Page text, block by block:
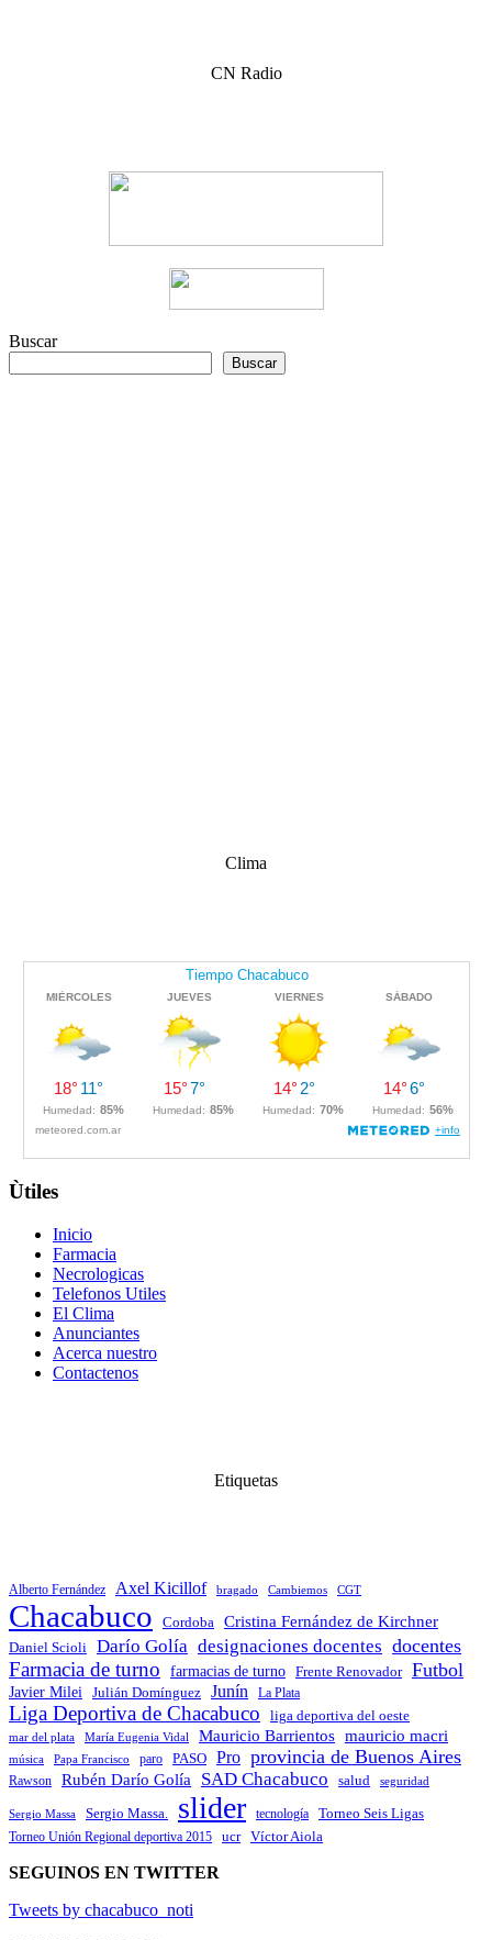
CN Radio
Buscar
Buscar
Clima
Ùtiles
Inicio
Farmacia
Necrologicas
Telefonos Utiles
El Clima
Anunciantes
Acerca nuestro
Contactenos
Etiquetas
Alberto Fernández Axel Kicillof bragado Cambiemos CGT
Chacabuco Cordoba Cristina Fernández de Kirchner
Daniel Scioli Darío Golía designaciones docentes docentes
Farmacia de turno farmacias de turno Frente Renovador Futbol
Javier Milei Julián Domínguez Junín La Plata
Liga Deportiva de Chacabuco liga deportiva del oeste
mar del plata María Eugenia Vidal Mauricio Barrientos mauricio macri
música Papa Francisco paro PASO Pro provincia de Buenos Aires
Rawson Rubén Darío Golía SAD Chacabuco salud seguridad
Sergio Massa Sergio Massa. slider tecnología Torneo Seis Ligas
Torneo Unión Regional deportiva 2015 ucr Víctor Aiola
SEGUINOS EN TWITTER
Tweets by chacabuco_noti